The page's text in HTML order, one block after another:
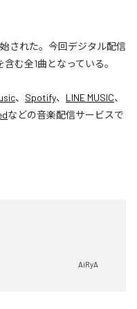
始された。今回デジタル配信
含む全1曲となっている。
、 Spotify、 LINE MUSIC、
などの音楽配信サービスで
AiRyA